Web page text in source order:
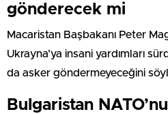
gönderecek mi
Macaristan Başbakanı Peter
Ukrayna’ya insani yardımları
da asker göndermeyeceğini
Bulgaristan